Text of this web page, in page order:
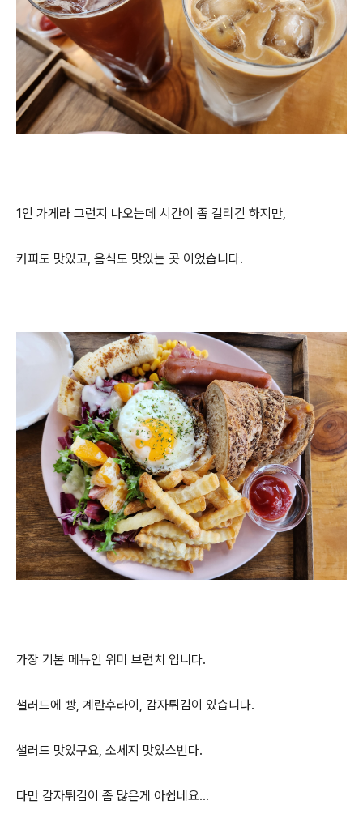
1인 가게라 그런지 나오는데 시간이 좀 걸리긴 하지만,
커피도 맛있고, 음식도 맛있는 곳 이었습니다.
가장 기본 메뉴인 위미 브런치 입니다.
샐러드에 빵, 계란후라이, 감자튀김이 있습니다.
샐러드 맛있구요, 소세지 맛있스빈다.
다만 감자튀김이 좀 많은게 아쉽네요...